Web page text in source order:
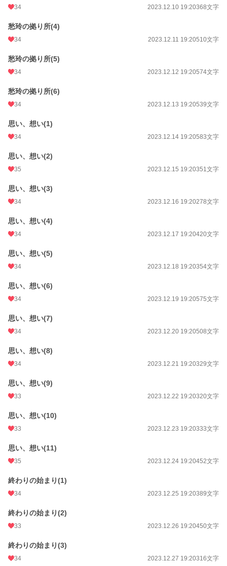
34 2023.12.10 19:20368文字
愁玲の拠り所(4)
34 2023.12.11 19:20510文字
愁玲の拠り所(5)
34 2023.12.12 19:20574文字
愁玲の拠り所(6)
34 2023.12.13 19:20539文字
思い、想い(1)
34 2023.12.14 19:20583文字
思い、想い(2)
35 2023.12.15 19:20351文字
思い、想い(3)
34 2023.12.16 19:20278文字
思い、想い(4)
34 2023.12.17 19:20420文字
思い、想い(5)
34 2023.12.18 19:20354文字
思い、想い(6)
34 2023.12.19 19:20575文字
思い、想い(7)
34 2023.12.20 19:20508文字
思い、想い(8)
34 2023.12.21 19:20329文字
思い、想い(9)
33 2023.12.22 19:20320文字
思い、想い(10)
33 2023.12.23 19:20333文字
思い、想い(11)
35 2023.12.24 19:20452文字
終わりの始まり(1)
34 2023.12.25 19:20389文字
終わりの始まり(2)
33 2023.12.26 19:20450文字
終わりの始まり(3)
34 2023.12.27 19:20316文字